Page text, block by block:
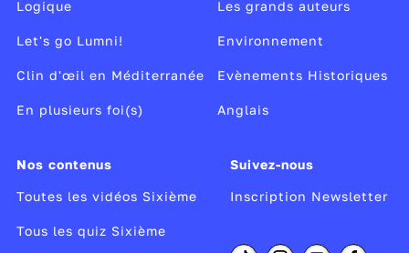
Logique
Let's go Lumni!
Clin d'œil en Méditerranée
En plusieurs foi(s)
Les grands auteurs
Environnement
Evènements Historiques
Anglais
Nos contenus
Toutes les vidéos Sixième
Tous les quiz Sixième
Suivez-nous
Inscription Newsletter